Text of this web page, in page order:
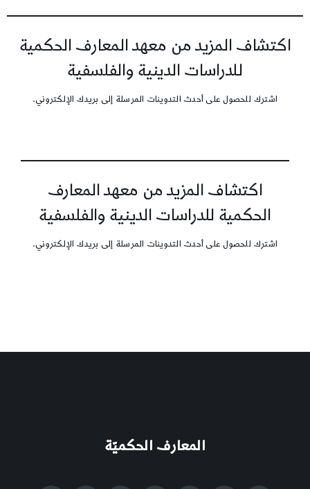
اكتشاف المزيد من معهد المعارف الحكمية
للدراسات الدينية والفلسفية
اشترك للحصول على أحدث التدوينات المرسلة إلى بريدك الإلكتروني.
اكتشاف المزيد من معهد المعارف
الحكمية للدراسات الدينية والفلسفية
اشترك للحصول على أحدث التدوينات المرسلة إلى بريدك الإلكتروني.
المعارف الحكميّة